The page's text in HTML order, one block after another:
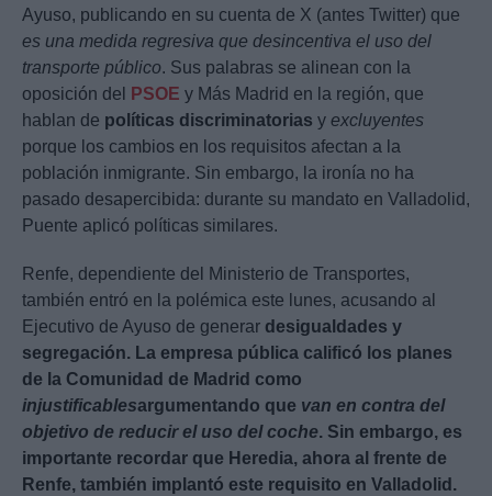
Ayuso, publicando en su cuenta de X (antes Twitter) que
es una medida regresiva que desincentiva el uso del
transporte público. Sus palabras se alinean con la
oposición del
PSOE y Más Madrid en la región, que
hablan de políticas discriminatorias y excluyentes
porque los cambios en los requisitos afectan a la
población inmigrante. Sin embargo, la ironía no ha
pasado desapercibida: durante su mandato en Valladolid,
Puente aplicó políticas similares.
Renfe, dependiente del Ministerio de Transportes,
también entró en la polémica este lunes, acusando al
Ejecutivo de Ayuso de generar desigualdades y
segregación. La empresa pública calificó los planes
de la Comunidad de Madrid como
injustificablesargumentando que van en contra del
objetivo de reducir el uso del coche. Sin embargo, es
importante recordar que Heredia, ahora al frente de
Renfe, también implantó este requisito en Valladolid.